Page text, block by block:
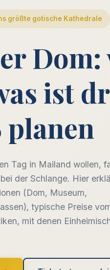
größte gotische Kathedrale
Dom:
ist
planen
Tag in Mailand wollen,
der Schlange. Hier
(Dom, Museum,
typische Preise
mit denen